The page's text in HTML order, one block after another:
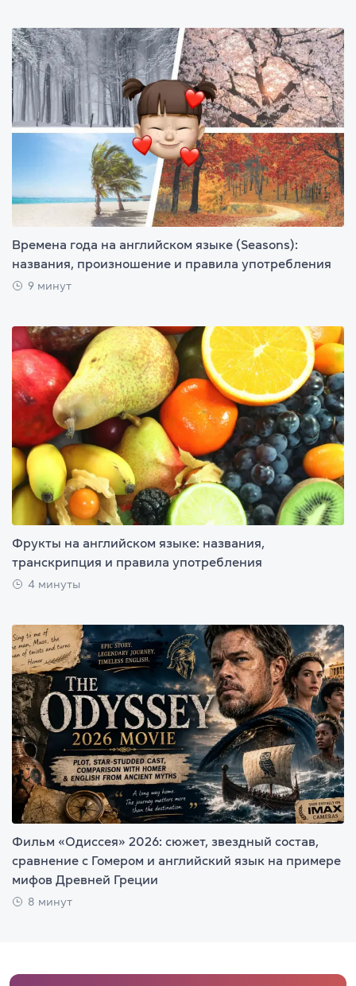
Времена года на английском языке (Seasons):
названия, произношение и правила употребления
9 минут
Фрукты на английском языке: названия,
транскрипция и правила употребления
4 минуты
Фильм «Одиссея» 2026: сюжет, звездный состав,
сравнение с Гомером и английский язык на примере
мифов Древней Греции
8 минут